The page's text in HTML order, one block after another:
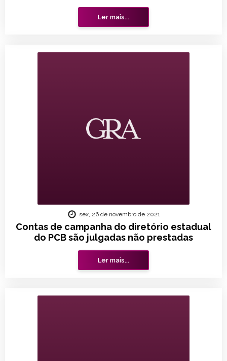
Ler mais...
Contas de campanha do diretório estadual
do PCB são julgadas não prestadas
sex, 26 de novembro de 2021
Ler mais...